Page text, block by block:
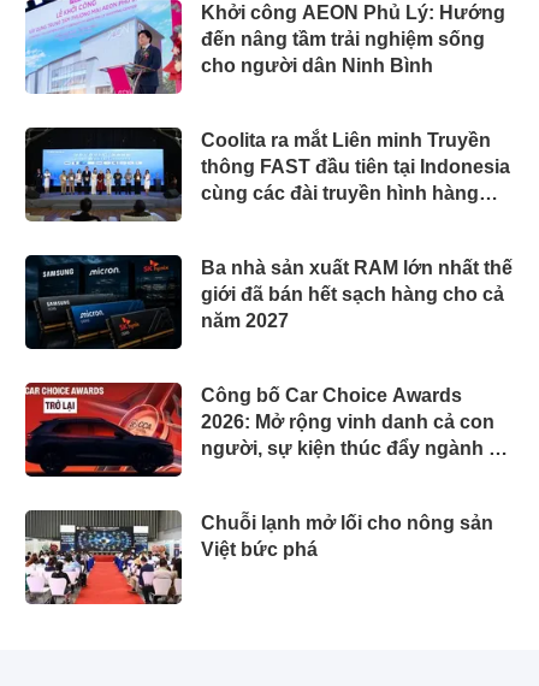
Khởi công AEON Phủ Lý: Hướng
đến nâng tầm trải nghiệm sống
cho người dân Ninh Bình
Coolita ra mắt Liên minh Truyền
thông FAST đầu tiên tại Indonesia
cùng các đài truyền hình hàng
Ba nhà sản xuất RAM lớn nhất thế
giới đã bán hết sạch hàng cho cả
năm 2027
Công bố Car Choice Awards
2026: Mở rộng vinh danh cả con
người, sự kiện thúc đẩy ngành xe
Chuỗi lạnh mở lối cho nông sản
Việt bức phá